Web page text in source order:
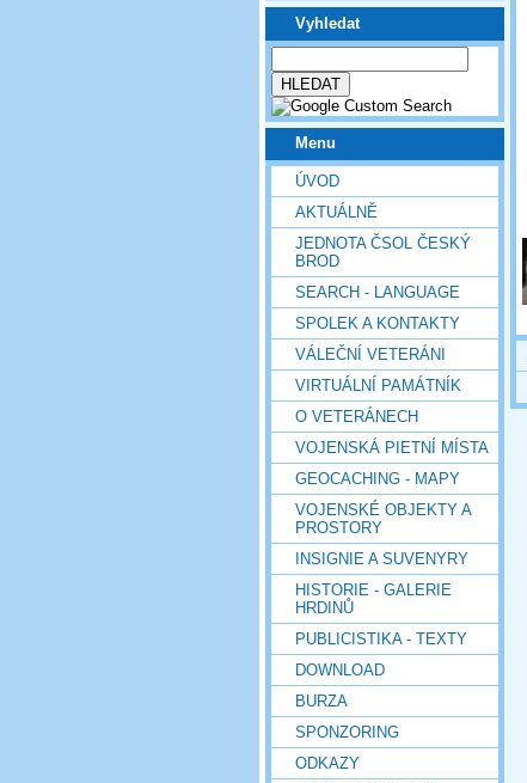
Vyhledat
Menu
ÚVOD
AKTUÁLNĚ
JEDNOTA ČSOL ČESKÝ
BROD
SEARCH - LANGUAGE
SPOLEK A KONTAKTY
VÁLEČNÍ VETERÁNI
VIRTUÁLNÍ PAMÁTNÍK
O VETERÁNECH
VOJENSKÁ PIETNÍ MÍSTA
GEOCACHING - MAPY
VOJENSKÉ OBJEKTY A
PROSTORY
INSIGNIE A SUVENYRY
HISTORIE - GALERIE
HRDINŮ
PUBLICISTIKA - TEXTY
DOWNLOAD
BURZA
SPONZORING
ODKAZY